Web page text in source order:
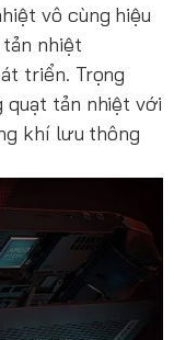
vô cùng hiệu
nhiệt
triển. Trọng
quạt tản nhiệt với
khí lưu thông